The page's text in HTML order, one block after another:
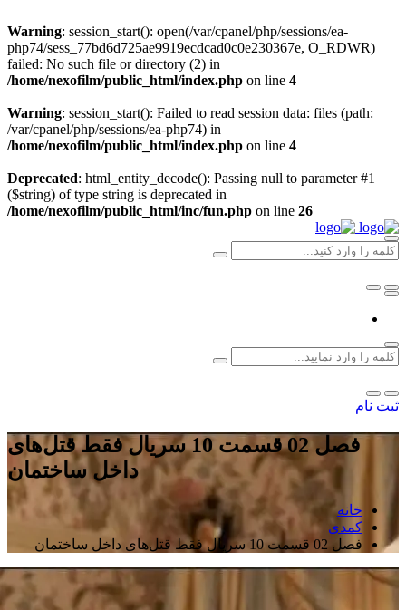
Warning: session_start(): open(/var/cpanel/php/sessions/ea-
php74/sess_77bd6d725ae9919ecdcad0c0e230367e, O_RDWR)
failed: No such file or directory (2) in
/home/nexofilm/public_html/index.php on line 4
Warning: session_start(): Failed to read session data: files (path:
/var/cpanel/php/sessions/ea-php74) in
/home/nexofilm/public_html/index.php on line 4
Deprecated: html_entity_decode(): Passing null to parameter #1
($string) of type string is deprecated in
/home/nexofilm/public_html/inc/fun.php on line 26
ثبت نام
فصل 02 قسمت 10 سریال فقط قتل‌های
داخل ساختمان
خانه
کمدی
فصل 02 قسمت 10 سریال فقط قتل‌های داخل ساختمان